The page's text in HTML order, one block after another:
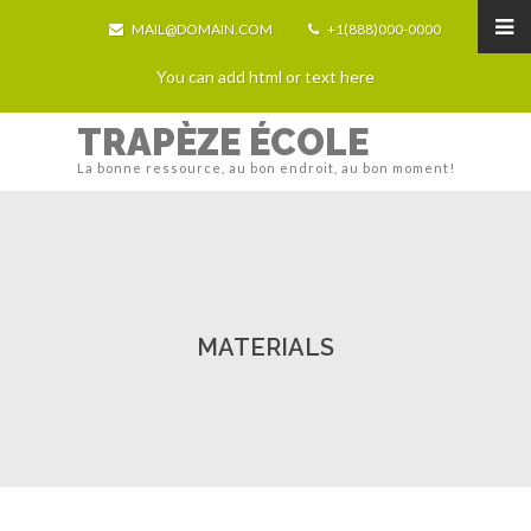
MAIL@DOMAIN.COM +1(888)000-0000
You can add html or text here
TRAPÈZE ÉCOLE
La bonne ressource, au bon endroit, au bon moment!
MATERIALS